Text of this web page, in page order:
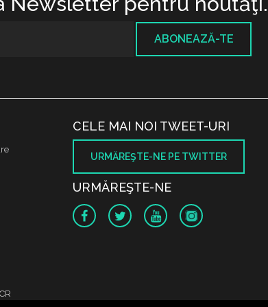
ABONEAZĂ-TE
CELE MAI NOI TWEET-URI
URMĂREŞTE-NE PE TWITTER
URMĂREŞTE-NE